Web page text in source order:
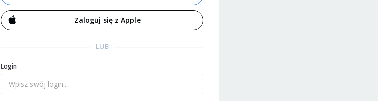
Zaloguj się z Apple
LUB
Login